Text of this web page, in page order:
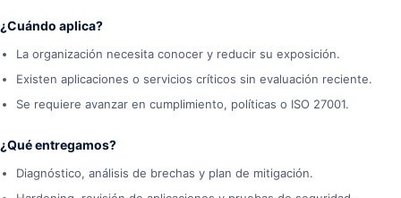
¿Cuándo aplica?
La organización necesita conocer y reducir su exposición.
Existen aplicaciones o servicios críticos sin evaluación reciente.
Se requiere avanzar en cumplimiento, políticas o ISO 27001.
¿Qué entregamos?
Diagnóstico, análisis de brechas y plan de mitigación.